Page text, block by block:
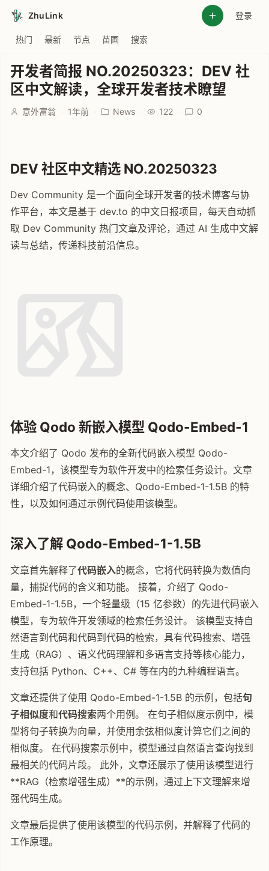
ZhuLink 登录
热门 最新 节点 苗圃 搜索
开发者简报 NO.20250323：DEV 社
区中文解读，全球开发者技术瞭望
意外富翁 · 1年前 · News · 122 · 0
DEV 社区中文精选 NO.20250323
Dev Community 是一个面向全球开发者的技术博客与协
作平台，本文是基于 dev.to 的中文日报项目，每天自动抓
取 Dev Community 热门文章及评论，通过 AI 生成中文解
读与总结，传递科技前沿信息。
体验 Qodo 新嵌入模型 Qodo-Embed-1
本文介绍了 Qodo 发布的全新代码嵌入模型 Qodo-
Embed-1，该模型专为软件开发中的检索任务设计。文章
详细介绍了代码嵌入的概念、Qodo-Embed-1-1.5B 的特
性，以及如何通过示例代码使用该模型。
深入了解 Qodo-Embed-1-1.5B
文章首先解释了代码嵌入的概念，它将代码转换为数值向
量，捕捉代码的含义和功能。 接着，介绍了 Qodo-
Embed-1-1.5B，一个轻量级（15 亿参数）的先进代码嵌入
模型，专为软件开发领域的检索任务设计。 该模型支持自
然语言到代码和代码到代码的检索，具有代码搜索、增强
生成（RAG）、语义代码理解和多语言支持等核心能力，
支持包括 Python、C++、C# 等在内的九种编程语言。
文章还提供了使用 Qodo-Embed-1-1.5B 的示例，包括句
子相似度和代码搜索两个用例。 在句子相似度示例中，模
型将句子转换为向量，并使用余弦相似度计算它们之间的
相似度。 在代码搜索示例中，模型通过自然语言查询找到
最相关的代码片段。 此外，文章还展示了使用该模型进行
**RAG（检索增强生成）**的示例，通过上下文理解来增
强代码生成。
文章最后提供了使用该模型的代码示例，并解释了代码的
工作原理。